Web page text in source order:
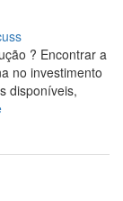
? Encontrar a
no investimento
disponíveis,